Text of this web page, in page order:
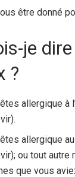
être donné
je
?
allergique à
allergique
ou tout
que vous